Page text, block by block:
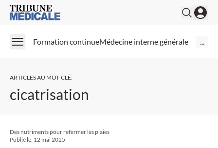
Medical Tribune
Formation continueMédecine interne générale ...
ARTICLES AU MOT-CLÉ:
cicatrisation
Des nutriments pour refermer les plaies
Publié le: 12 mai 2025